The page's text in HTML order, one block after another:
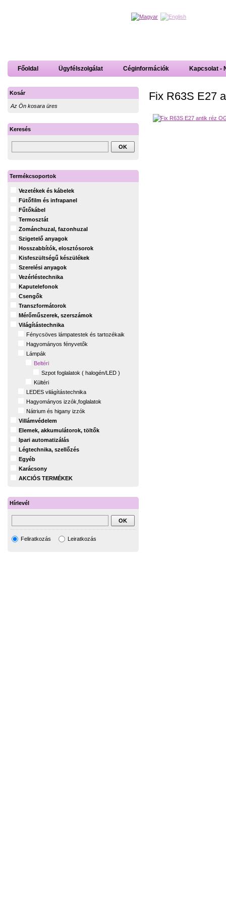
Főoldal Ügyfélszolgálat Céginformációk Kapcsolat -
Fix R63S E27
Kosár
Az Ön kosara üres
Keresés
Termékcsoportok
Vezetékek és kábelek
Fütőfilm és infrapanel
Fűtőkábel
Termosztát
Zománchuzal, fazonhuzal
Szigetelő anyagok
Hosszabbítók, elosztósorok
Kisfeszültségű készülékek
Szerelési anyagok
Vezérléstechnika
Kaputelefonok
Csengők
Transzformátorok
Mérőműszerek, szerszámok
Világítástechnika
Fénycsöves lámpatestek és tartozékaik
Hagyományos fényvetők
Lámpák
Beltéri
Szpot foglalatok ( halogén/LED )
Kültéri
LEDES világítástechnika
Hagyományos izzók,foglalatok
Nátrium és higany izzók
Villámvédelem
Elemek, akkumulátorok, töltők
Ipari automatizálás
Légtechnika, szellőzés
Egyéb
Karácsony
AKCIÓS TERMÉKEK
Hírlevél
Feliratkozás Leiratkozás